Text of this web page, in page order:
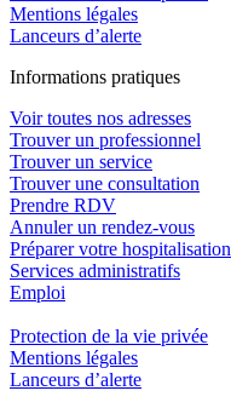
Mentions légales
Lanceurs d’alerte
Informations pratiques
Voir toutes nos adresses
Trouver un professionnel
Trouver un service
Trouver une consultation
Prendre RDV
Annuler un rendez-vous
Préparer votre hospitalisation
Services administratifs
Emploi​
Protection de la vie privée
Mentions légales
Lanceurs d’alerte